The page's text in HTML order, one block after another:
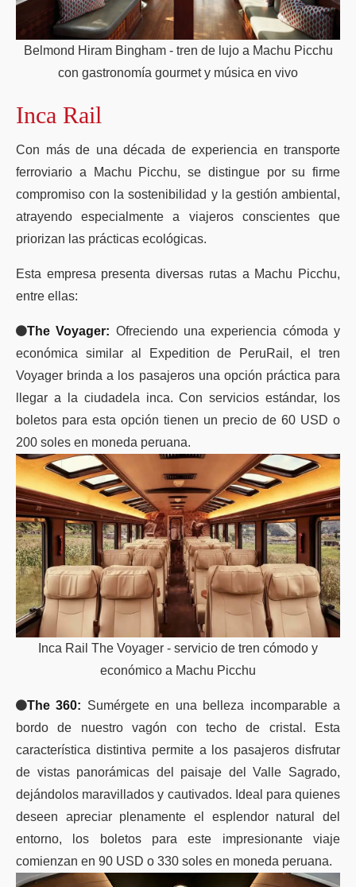
Belmond Hiram Bingham - tren de lujo a Machu Picchu
con gastronomía gourmet y música en vivo
Inca Rail
Con más de una década de experiencia en transporte
ferroviario a Machu Picchu, se distingue por su firme
compromiso con la sostenibilidad y la gestión ambiental,
atrayendo especialmente a viajeros conscientes que
priorizan las prácticas ecológicas.
Esta empresa presenta diversas rutas a Machu Picchu,
entre ellas:
The Voyager: Ofreciendo una experiencia cómoda y
económica similar al Expedition de PeruRail, el tren
Voyager brinda a los pasajeros una opción práctica para
llegar a la ciudadela inca. Con servicios estándar, los
boletos para esta opción tienen un precio de 60 USD o
200 soles en moneda peruana.
Inca Rail The Voyager - servicio de tren cómodo y
económico a Machu Picchu
The 360: Sumérgete en una belleza incomparable a
bordo de nuestro vagón con techo de cristal. Esta
característica distintiva permite a los pasajeros disfrutar
de vistas panorámicas del paisaje del Valle Sagrado,
dejándolos maravillados y cautivados. Ideal para quienes
deseen apreciar plenamente el esplendor natural del
entorno, los boletos para este impresionante viaje
comienzan en 90 USD o 330 soles en moneda peruana.